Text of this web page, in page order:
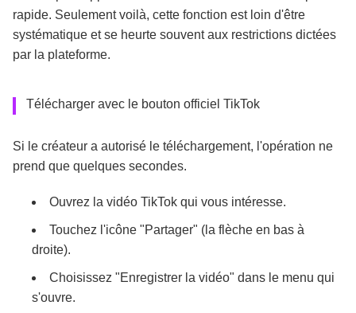
rapide. Seulement voilà, cette fonction est loin d'être
systématique et se heurte souvent aux restrictions dictées
par la plateforme.
Télécharger avec le bouton officiel TikTok
Si le créateur a autorisé le téléchargement, l'opération ne
prend que quelques secondes.
Ouvrez la vidéo TikTok qui vous intéresse.
Touchez l'icône "Partager" (la flèche en bas à
droite).
Choisissez "Enregistrer la vidéo" dans le menu qui
s'ouvre.